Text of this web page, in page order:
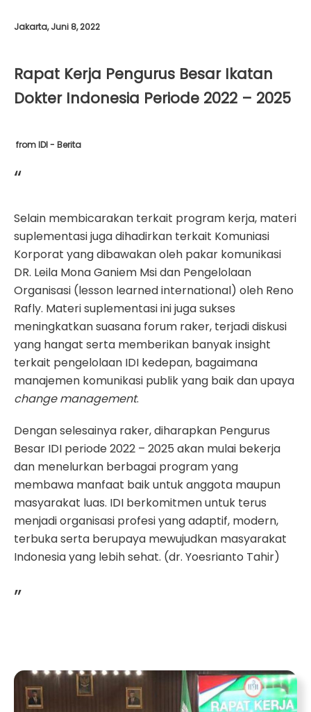
Jakarta, Juni 8, 2022
Rapat Kerja Pengurus Besar Ikatan
Dokter Indonesia Periode 2022 – 2025
from IDI - Berita
“
Selain membicarakan terkait program kerja, materi
suplementasi juga dihadirkan terkait Komuniasi
Korporat yang dibawakan oleh pakar komunikasi
DR. Leila Mona Ganiem Msi dan Pengelolaan
Organisasi (lesson learned international) oleh Reno
Rafly. Materi suplementasi ini juga sukses
meningkatkan suasana forum raker, terjadi diskusi
yang hangat serta memberikan banyak insight
terkait pengelolaan IDI kedepan, bagaimana
manajemen komunikasi publik yang baik dan upaya
change management.
Dengan selesainya raker, diharapkan Pengurus
Besar IDI periode 2022 – 2025 akan mulai bekerja
dan menelurkan berbagai program yang
membawa manfaat baik untuk anggota maupun
masyarakat luas. IDI berkomitmen untuk terus
menjadi organisasi profesi yang adaptif, modern,
terbuka serta berupaya mewujudkan masyarakat
Indonesia yang lebih sehat. (dr. Yoesrianto Tahir)
”